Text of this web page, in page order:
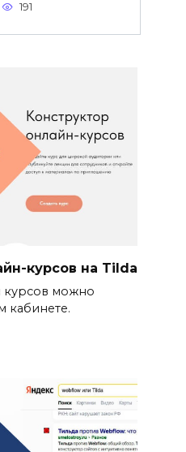
191
курсов на Tilda
курсов можно
кабинете.